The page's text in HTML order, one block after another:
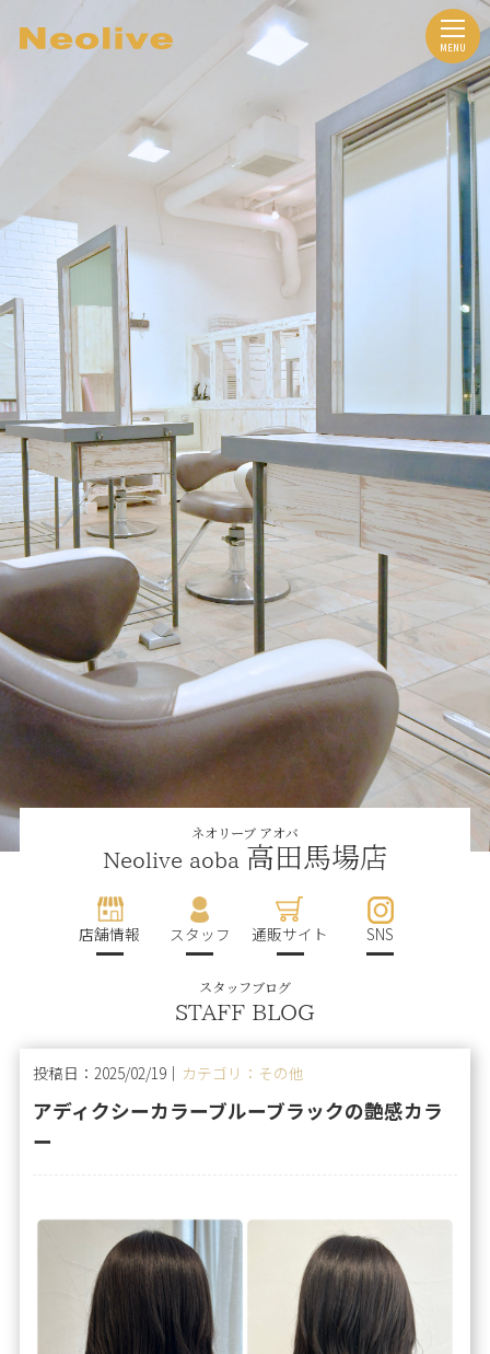
ネオリーブ アオバ
Neolive aoba 高田馬場店
店舗情報 スタッフ 通販サイト SNS
スタッフブログ
STAFF BLOG
投稿日：2025/02/19｜ カテゴリ：その他
アディクシーカラーブルーブラックの艶感カラ
ー